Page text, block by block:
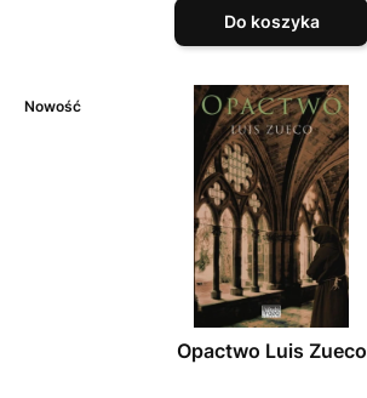
Do koszyka
Nowość
Opactwo Luis Zueco